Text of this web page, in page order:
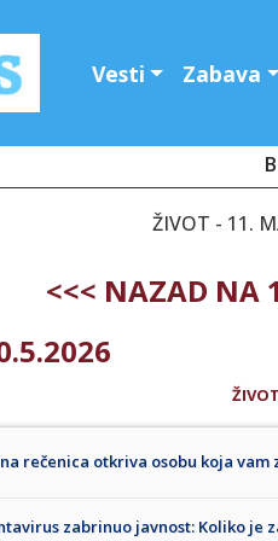
Vesti Zabava
ŽIVOT - 11.
<<< NAZAD NA
rečenica otkriva osobu koja vam
zabrinuo javnost: Koliko je